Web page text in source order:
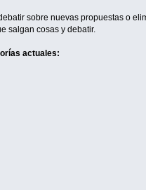
sobre nuevas propuestas o
salgan cosas y debatir.
actuales: